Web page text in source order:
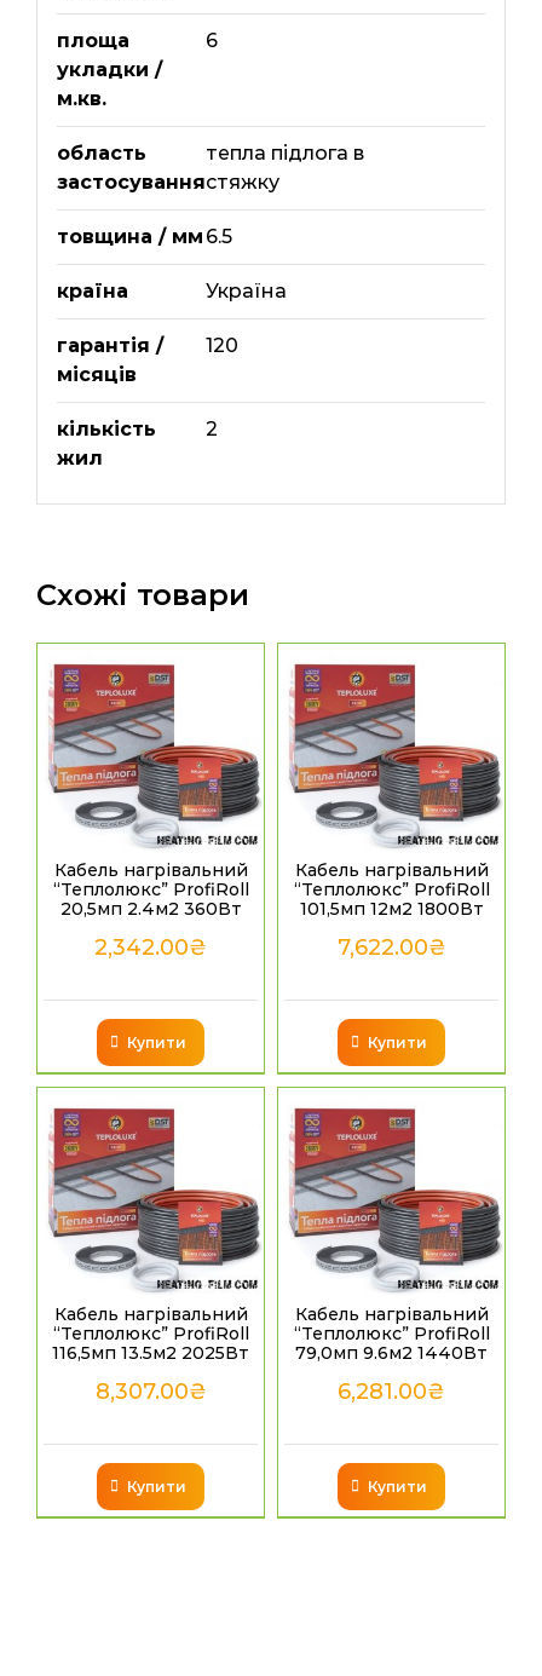
площа
укладки /
м.кв.
6
область
застосування
тепла підлога в
стяжку
товщина / мм 6.5
країна Україна
гарантія /
місяців
120
кількість
жил
2
Схожі товари
Кабель нагрівальний
“Теплолюкс” ProfiRoll
20,5мп 2.4м2 360Вт
2,342.00₴
Купити
Кабель нагрівальний
“Теплолюкс” ProfiRoll
101,5мп 12м2 1800Вт
7,622.00₴
Купити
Кабель нагрівальний
“Теплолюкс” ProfiRoll
116,5мп 13.5м2 2025Вт
8,307.00₴
Купити
Кабель нагрівальний
“Теплолюкс” ProfiRoll
79,0мп 9.6м2 1440Вт
6,281.00₴
Купити